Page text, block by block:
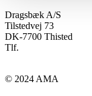
Dragsbæk A/S
Tilstedvej 73
DK-7700 Thisted
Tlf.
© 2024 AMA